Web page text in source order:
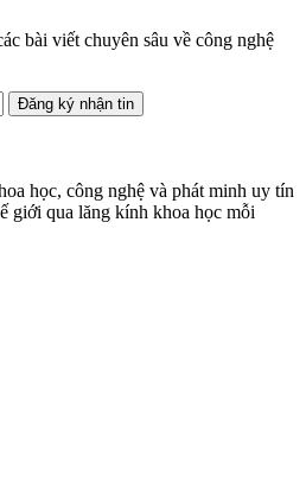
bài viết chuyên sâu về công nghệ
Đăng ký nhận tin
học, công nghệ và phát minh uy tín
giới qua lăng kính khoa học mỗi